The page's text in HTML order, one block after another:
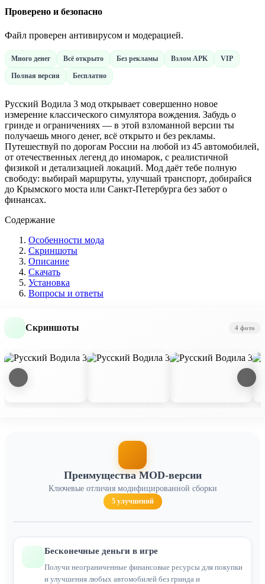
Проверено и безопасно
Файл проверен антивирусом и модерацией.
Много денег Всё открыто Без рекламы Взлом APK VIP
Полная версия Бесплатно
Русский Водила 3 мод открывает совершенно новое
измерение классического симулятора вождения. Забудь о
гринде и ограничениях — в этой взломанной версии ты
получаешь много денег, всё открыто и без рекламы.
Путешествуй по дорогам России на любой из 45 автомобилей,
от отечественных легенд до иномарок, с реалистичной
физикой и детализацией локаций. Мод даёт тебе полную
свободу: выбирай маршруты, улучшай транспорт, добирайся
до Крымского моста или Санкт-Петербурга без забот о
финансах.
Содержание
Особенности мода
Скриншоты
Описание
Скачать
Установка
Вопросы и ответы
Скриншоты 4 фото
Преимущества MOD-версии
Ключевые отличия модифицированной сборки
5 улучшений
Бесконечные деньги в игре
Получи неограниченные финансовые ресурсы для покупки
и улучшения любых автомобилей без гринда и